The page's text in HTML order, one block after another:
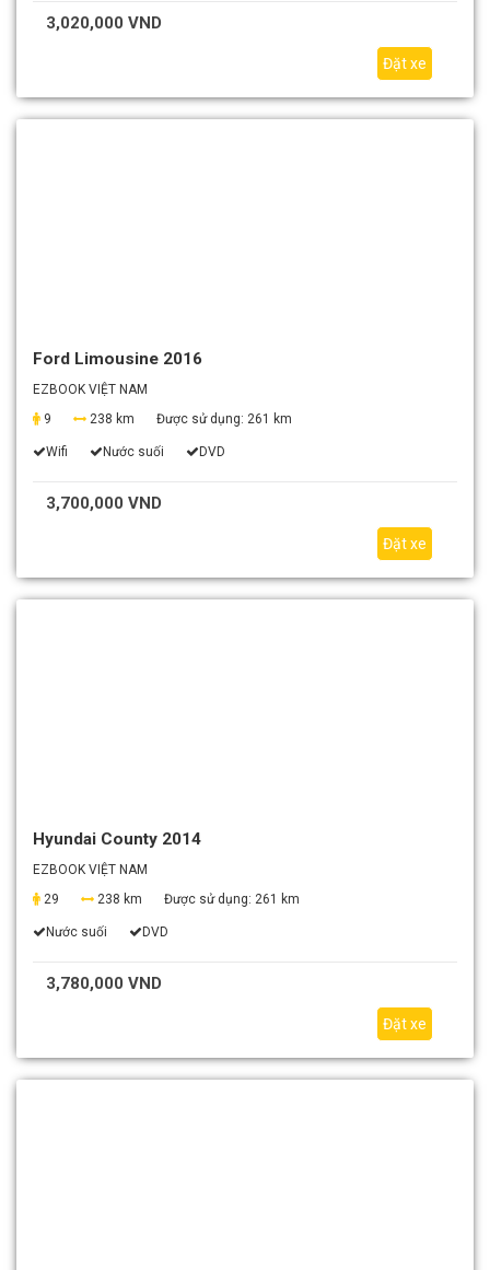
3,020,000 VND
Đặt xe
Ford Limousine 2016
EZBOOK VIỆT NAM
9
238 km Được sử dụng: 261 km
Wifi Nước suối DVD
3,700,000 VND
Đặt xe
Hyundai County 2014
EZBOOK VIỆT NAM
29
238 km Được sử dụng: 261 km
Nước suối DVD
3,780,000 VND
Đặt xe